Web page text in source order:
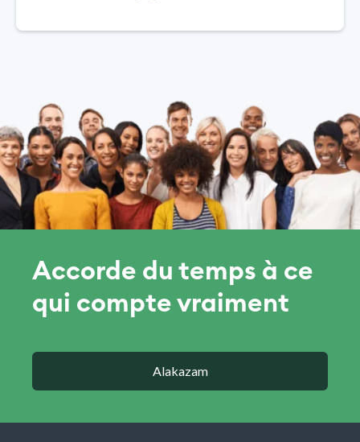
Accorde du temps à ce
qui compte vraiment
Alakazam